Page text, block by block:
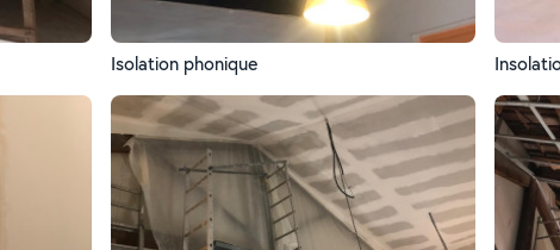
Isolation phonique